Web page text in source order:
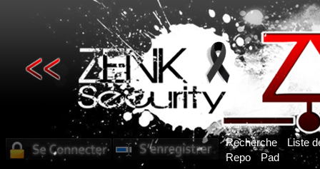
Recherche
Liste
Repo
Pad